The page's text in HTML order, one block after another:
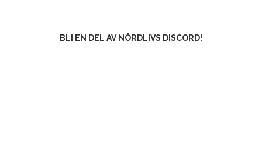
BLI EN DEL AV NÖRDLIVS DISCORD!